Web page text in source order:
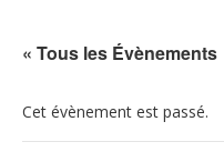
« Tous les Évènements
Cet évènement est passé.